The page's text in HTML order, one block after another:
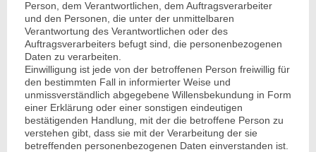
Person, dem Verantwortlichen, dem Auftragsverarbeiter
und den Personen, die unter der unmittelbaren
Verantwortung des Verantwortlichen oder des
Auftragsverarbeiters befugt sind, die personenbezogenen
Daten zu verarbeiten.
Einwilligung ist jede von der betroffenen Person freiwillig für
den bestimmten Fall in informierter Weise und
unmissverständlich abgegebene Willensbekundung in Form
einer Erklärung oder einer sonstigen eindeutigen
bestätigenden Handlung, mit der die betroffene Person zu
verstehen gibt, dass sie mit der Verarbeitung der sie
betreffenden personenbezogenen Daten einverstanden ist.